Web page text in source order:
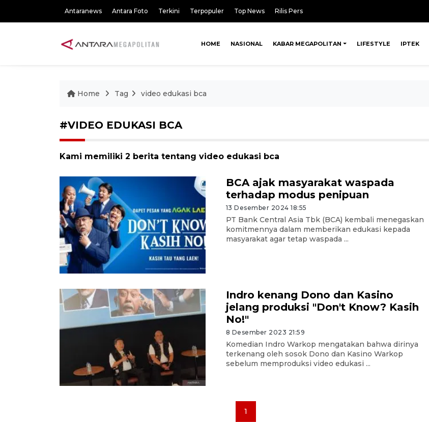
Antaranews Antara Foto Terkini Terpopuler Top News Rilis Pers
HOME NASIONAL KABAR MEGAPOLITAN LIFESTYLE IPTEK
Home Tag video edukasi bca
#VIDEO EDUKASI BCA
Kami memiliki 2 berita tentang video edukasi bca
BCA ajak masyarakat waspada
terhadap modus penipuan
13 Desember 2024 18:55
PT Bank Central Asia Tbk (BCA) kembali menegaskan
komitmennya dalam memberikan edukasi kepada
masyarakat agar tetap waspada ...
Indro kenang Dono dan Kasino
jelang produksi "Don't Know? Kasih
No!"
8 Desember 2023 21:59
Komedian Indro Warkop mengatakan bahwa dirinya
terkenang oleh sosok Dono dan Kasino Warkop
sebelum memproduksi video edukasi ...
1